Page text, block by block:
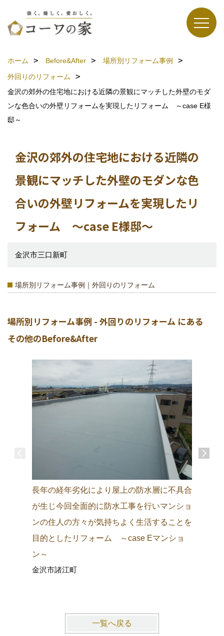
ホーム Before&After
場所別リフォーム事例
外回りのリフォーム
金沢の郊外の住宅地における近隣の景観にマッチした外壁のモダ
ンな色合いの外壁リフォームを実現したリフォーム ～case E様
邸～
金沢の郊外の住宅地における近隣の
景観にマッチした外壁のモダンな色
合いの外壁リフォームを実現したリ
フォーム ～case E様邸～
金沢市三口新町
場所別リフォーム事例｜外回りのリフォーム
場所別リフォーム事例 - 外回りのリフォーム にある
その他のBefore&After
長年の経年劣化により屋上の防水層に不具合
が生じ今回全面的に防水工事を行いマンショ
ンの住人の方々が気持ちよく生活することを
目的としたリフォーム ～case Eマンショ
ン～
金沢市諸江町
一覧へ戻る